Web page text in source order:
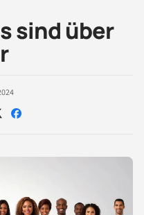
sind über
Auf